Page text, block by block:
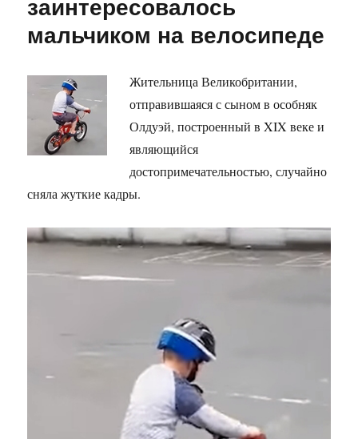
мальчиком на велосипеде
Жительница Великобритании,
отправившаяся с сыном в особняк
Олдуэй, построенный в XIX веке и
являющийся
достопримечательностью, случайно
сняла жуткие кадры.